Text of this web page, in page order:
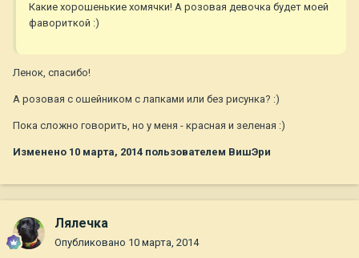
Какие хорошенькие хомячки! А розовая девочка будет моей
фавориткой :)
Ленок, спасибо!
А розовая с ошейником с лапками или без рисунка? :)
Пока сложно говорить, но у меня - красная и зеленая :)
Изменено 10 марта, 2014 пользователем ВишЭри
Лялечка
Опубликовано 10 марта, 2014